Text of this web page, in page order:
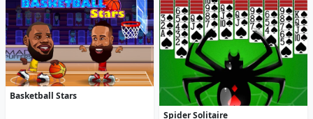
Basketball Stars
Spider Solitaire